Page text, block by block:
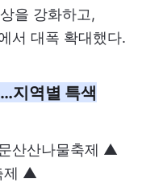
을 강화하고,
서 대폭 확대했다.
지역별 특색
산산나물축제 ▲
제 ▲